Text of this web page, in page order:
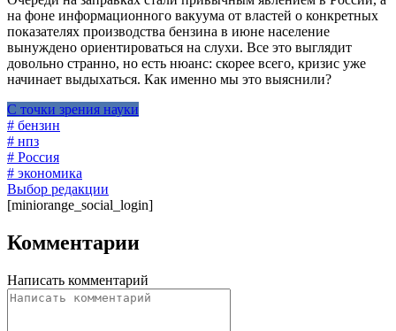
на фоне информационного вакуума от властей о конкретных
показателях производства бензина в июне население
вынуждено ориентироваться на слухи. Все это выглядит
довольно странно, но есть нюанс: скорее всего, кризис уже
начинает выдыхаться. Как именно мы это выяснили?
С точки зрения науки
# бензин
# нпз
# Россия
# экономика
Выбор редакции
[miniorange_social_login]
Комментарии
Написать комментарий